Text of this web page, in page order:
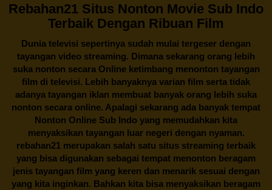
Rebahan21 Situs Nonton Movie Sub Indo
Terbaik Dengan Ribuan Film
Dunia televisi sepertinya sudah mulai tergeser dengan
tayangan video streaming. Dimana sekarang orang lebih
suka nonton secara Online ketimbang menonton tayangan
film di televisi. Lebih banyaknya varian film serta tidak
adanya tayangan iklan membuat banyak orang lebih suka
nonton secara online. Apalagi sekarang ada banyak tempat
Nonton Online Sub Indo yang memudahkan kita
menyaksikan tayangan luar negeri dengan nyaman.
rebahan21 merupakan salah satu situs streaming terbaik
yang bisa digunakan sebagai tempat menonton beragam
jenis tayangan film yang keren dan menarik sesuai dengan
yang kita inginkan. Bahkan kita bisa menyaksikan beragam